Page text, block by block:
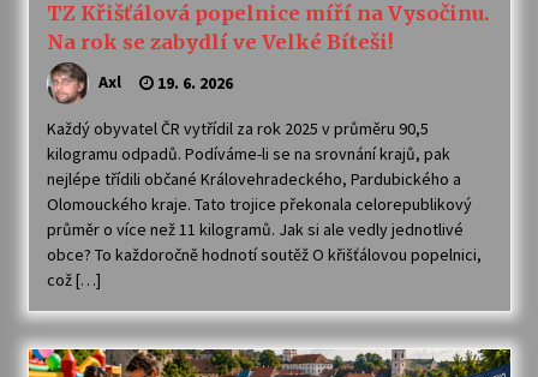
14. 7. 2026
Za kulturou kousek za Humpolec. V Želivě ožije
odkaz Josefa Čapka
13. 7. 2026
TZ Křišťálová popelnice míří na Vysočinu.
Na rok se zabydlí ve Velké Bíteši!
Axl 19. 6. 2026
Každý obyvatel ČR vytřídil za rok 2025 v průměru 90,5
kilogramu odpadů. Podíváme-li se na srovnání krajů, pak
nejlépe třídili občané Královehradeckého, Pardubického a
Olomouckého kraje. Tato trojice překonala celorepublikový
průměr o více než 11 kilogramů. Jak si ale vedly jednotlivé
obce? To každoročně hodnotí soutěž O křišťálovou popelnici,
což […]